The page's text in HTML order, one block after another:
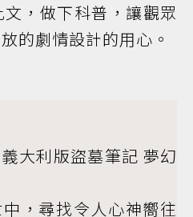
，做下科普，讓觀眾
的劇情設計的用心。
大利版盜墓筆記 夢幻
，尋找令人心神嚮往